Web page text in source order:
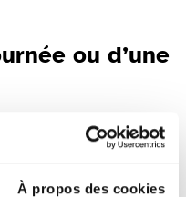
À propos des cookies
ou d’une
ou d’une
notamment les